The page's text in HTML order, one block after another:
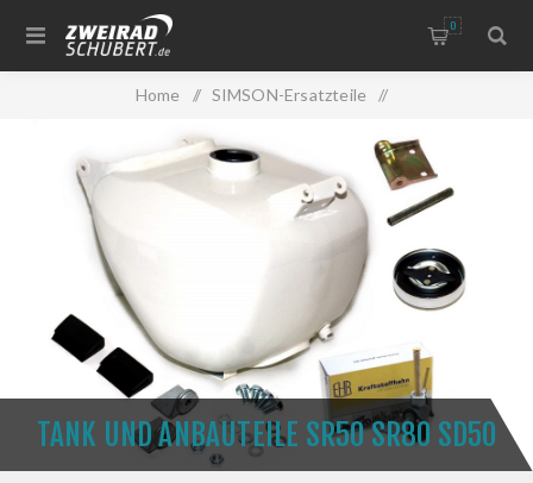
0
Home / SIMSON-Ersatzteile /
Tank und Anbauteile Simson /
Tank und Anbauteile SR50 SR80 SD50
TANK UND ANBAUTEILE SR50 SR80 SD50